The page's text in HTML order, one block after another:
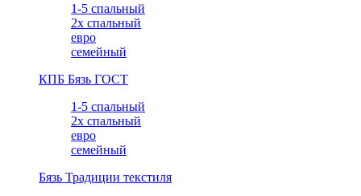
1-5 спальный
2х спальный
евро
семейный
КПБ Бязь ГОСТ
1-5 спальный
2х спальный
евро
семейный
Бязь Традиции текстиля